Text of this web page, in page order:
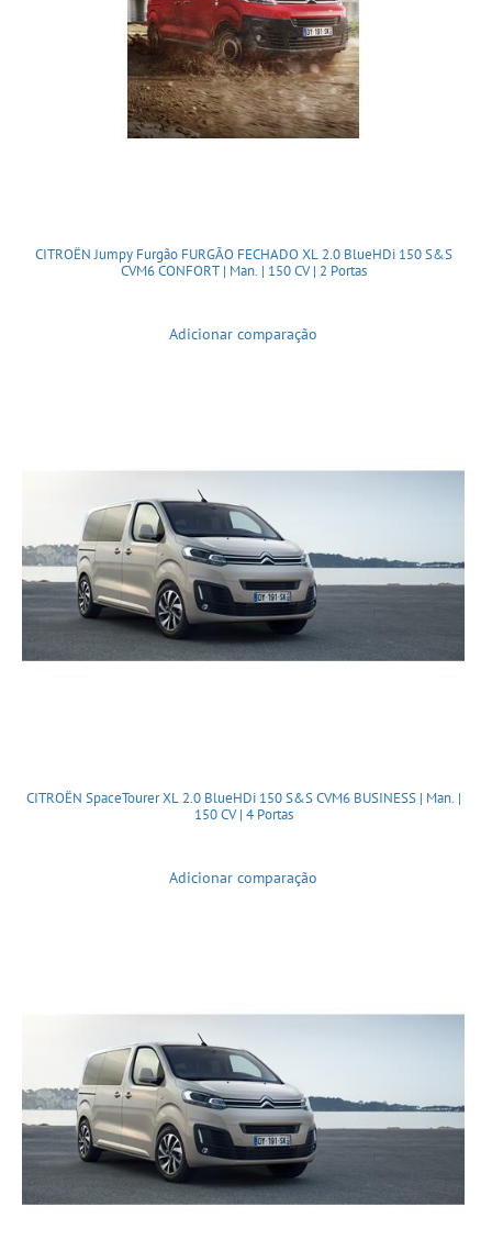
CITROËN Jumpy Furgão FURGÃO FECHADO XL 2.0 BlueHDi 150 S&S
CVM6 CONFORT | Man. | 150 CV | 2 Portas
Adicionar comparação
CITROËN SpaceTourer XL 2.0 BlueHDi 150 S&S CVM6 BUSINESS | Man. |
150 CV | 4 Portas
Adicionar comparação